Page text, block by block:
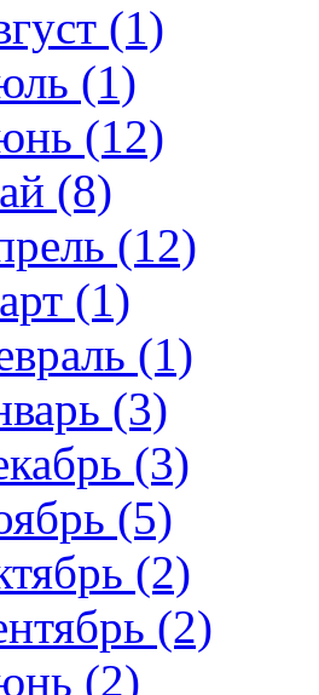
(1)
(1)
(12)
(8)
(12)
(1)
(1)
(3)
(3)
(5)
(2)
(2)
(2)